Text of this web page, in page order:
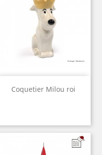
Coquetier Milou roi